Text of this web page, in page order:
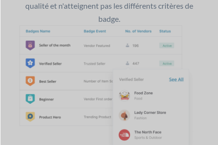
qualité et n'atteignent pas les différents critères de
badge.